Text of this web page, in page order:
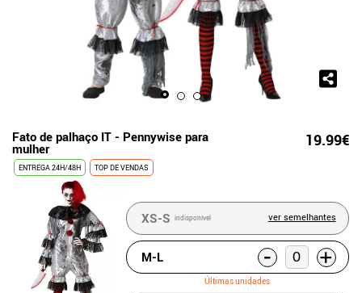
Fato de palhaço IT - Pennywise para
mulher 19.99€
ENTREGA 24H/48H TOP DE VENDAS
XS-S indisponível ver semelhantes
M-L - +
Últimas unidades